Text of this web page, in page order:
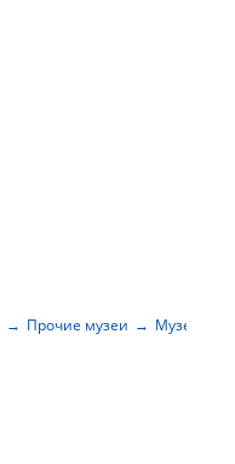
Прочие музеи Музей